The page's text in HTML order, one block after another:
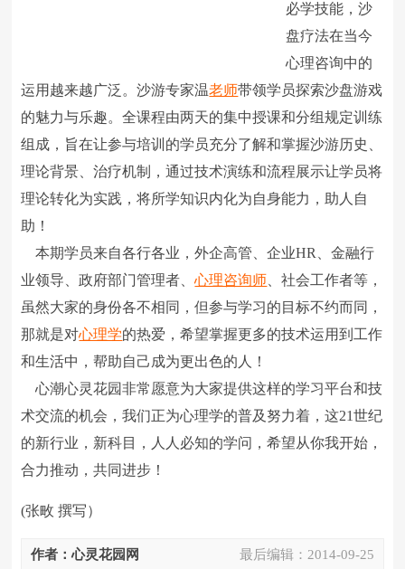
必学技能，沙
盘疗法在当今
心理咨询中的
运用越来越广泛。沙游专家温老师带领学员探索沙盘游戏
的魅力与乐趣。全课程由两天的集中授课和分组规定训练
组成，旨在让参与培训的学员充分了解和掌握沙游历史、
理论背景、治疗机制，通过技术演练和流程展示让学员将
理论转化为实践，将所学知识内化为自身能力，助人自
助！
本期学员来自各行各业，外企高管、企业HR、金融行
业领导、政府部门管理者、心理咨询师 、社会工作者等，
虽然大家的身份各不相同，但参与学习的目标不约而同，
那就是对心理学的热爱，希望掌握更多的技术运用到工作
和生活中，帮助自己成为更出色的人！
心潮心灵花园非常愿意为大家提供这样的学习平台和技
术交流的机会，我们正为心理学的普及努力着，这21世纪
的新行业，新科目，人人必知的学问，希望从你我开始，
合力推动，共同进步！
(张畋 撰写）
最后编辑： 2014-09-25
作者：心灵花园网